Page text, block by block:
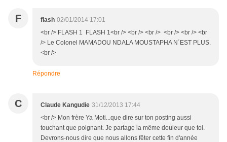
F flash 02/01/2014 17:01
<br /> FLASH 1 FLASH 1<br /> <br /> <br /> <br /> <br /> <br
/> Le Colonel MAMADOU NDALA MOUSTAPHA N´EST PLUS.
<br />
Répondre
C Claude Kangudie 31/12/2013 17:44
<br /> Mon frère Ya Moti...que dire sur ton posting aussi
touchant que poignant. Je partage la même douleur que toi.
Devrons-nous dire que nous allons fêter cette fin d'année